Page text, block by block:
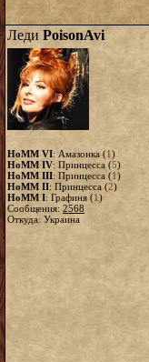
Леди PoisonAvi
HoMM VI: Амазонка (1)
HoMM IV: Принцесса (5)
HoMM III: Принцесса (1)
HoMM II: Принцесса (2)
HoMM I: Графиня (1)
Сообщения: 2568
Откуда: Украина